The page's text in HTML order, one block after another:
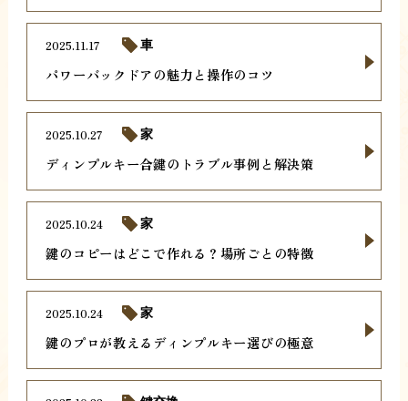
パワーバックドアの魅力と操作のコツ
2025.11.17 車
ディンプルキー合鍵のトラブル事例と解決策
2025.10.27 家
鍵のコピーはどこで作れる？場所ごとの特徴
2025.10.24 家
鍵のプロが教えるディンプルキー選びの極意
2025.10.24 家